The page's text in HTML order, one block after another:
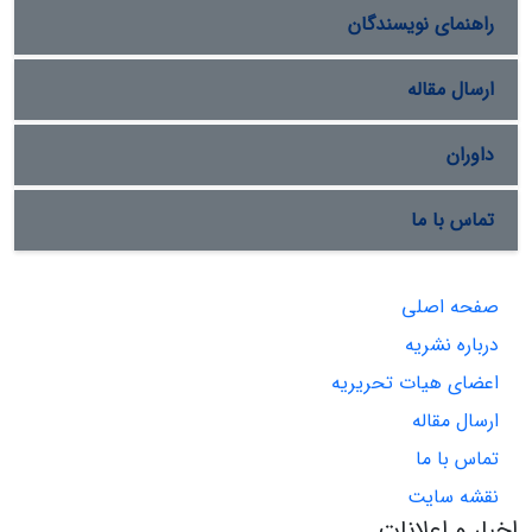
راهنمای نویسندگان
ارسال مقاله
داوران
تماس با ما
صفحه اصلی
درباره نشریه
اعضای هیات تحریریه
ارسال مقاله
تماس با ما
نقشه سایت